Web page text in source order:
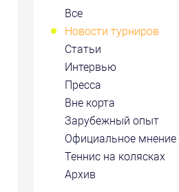
Все
Новости турниров
Статьи
Интервью
Пресса
Вне корта
Зарубежный опыт
Официальное мнение
Теннис на колясках
Архив